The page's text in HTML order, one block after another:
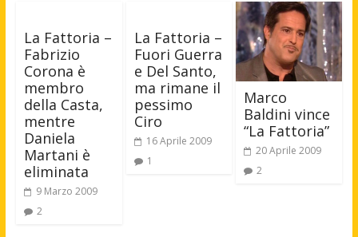
La Fattoria –
Fabrizio
Corona è
membro
della Casta,
mentre
Daniela
Martani è
eliminata
9 Marzo 2009
2
La Fattoria –
Fuori Guerra
e Del Santo,
ma rimane il
pessimo
Ciro
16 Aprile 2009
1
Marco
Baldini vince
“La Fattoria”
20 Aprile 2009
2